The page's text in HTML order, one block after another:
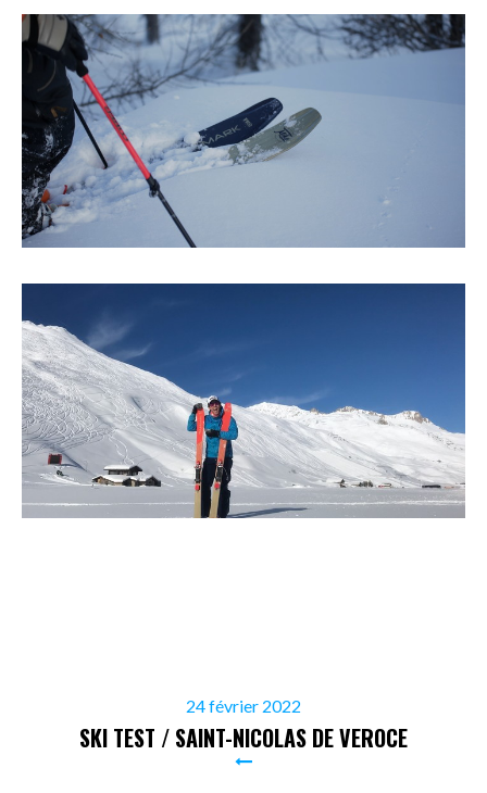
24 février 2022
SKI TEST / SAINT-NICOLAS DE VEROCE